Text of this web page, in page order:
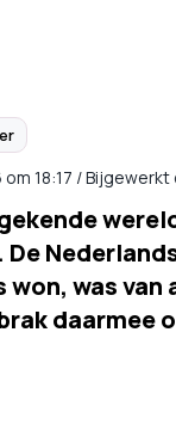
om 18:17 /Bijgewerkt
De
was
daarmee